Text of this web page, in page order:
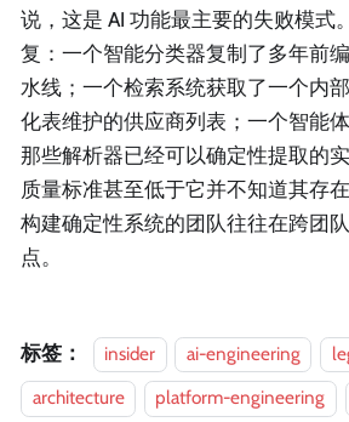
说，这是 AI 功能最主要的失败模式
复：一个智能分类器复制了多年前
水线；一个检索系统获取了一个内
化表维护的供应商列表；一个智能
那些解析器已经可以确定性提取的
质量标准甚至低于它并不知道其存
构建确定性系统的团队往往在跨团
点。
标签： insider ai-engineering
architecture
platform-engineering